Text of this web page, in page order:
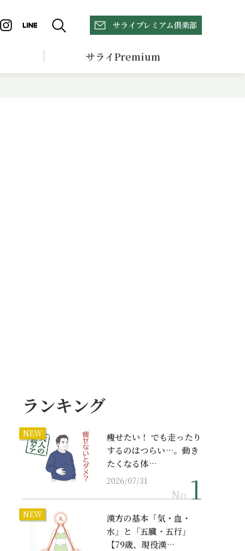
サライプレミアム倶楽部
サライPremium
ランキング
NEW
痩せたい！ でも走ったり
するのはつらい…。動き
たくなる体…
2026/07/31
No.
NEW
漢方の基本「気・血・
水」と「五臓・五行」
【79歳、現役漢…